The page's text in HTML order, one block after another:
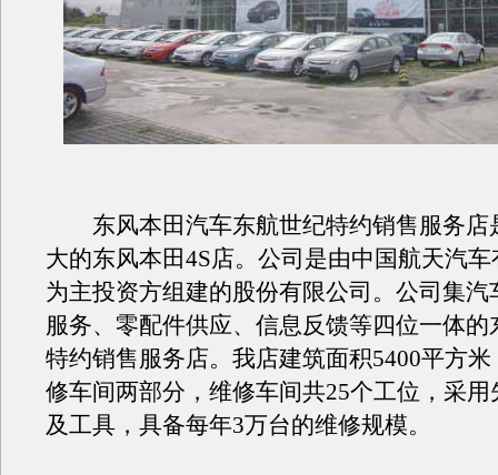
东风本田汽车东航世纪特约销售服务店
大的东风本田4S店。公司是由中国航天汽
为主投资方组建的股份有限公司。公司集汽
服务、零配件供应、信息反馈等四位一体的
特约销售服务店。我店建筑面积5400平方
修车间两部分，维修车间共25个工位，采
及工具，具备每年3万台的维修规模。